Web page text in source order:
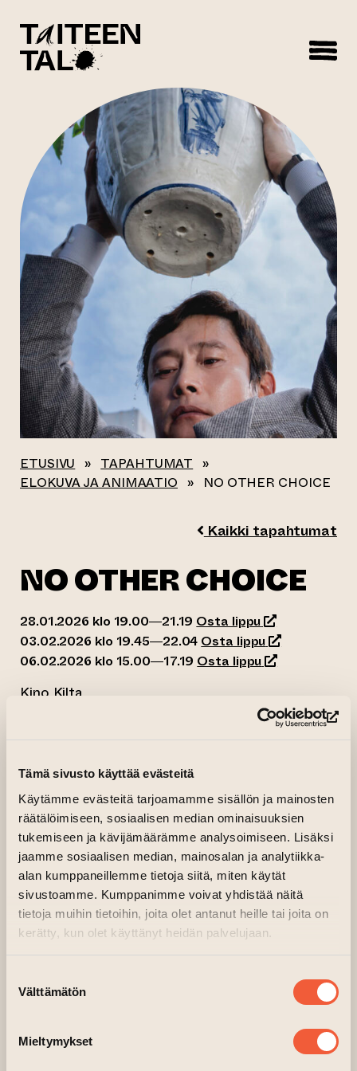
Tämä sivusto käyttää evästeitä
Käytämme evästeitä tarjoamamme sisällön ja mainosten
räätälöimiseen, sosiaalisen median ominaisuuksien
tukemiseen ja kävijämäärämme analysoimiseen. Lisäksi
jaamme sosiaalisen median, mainosalan ja analytiikka-
alan kumppaneillemme tietoja siitä, miten käytät
sivustoamme. Kumppanimme voivat yhdistää näitä
tietoja muihin tietoihin, joita olet antanut heille tai joita on
kerätty, kun olet käyttänyt heidän palvelujaan.
valinta
Välttämätön
Mieltymykset
ETUSIVU » TAPAHTUMAT »
ELOKUVA JA ANIMAATIO » NO OTHER CHOICE
Kaikki tapahtumat
NO OTHER CHOICE
28.01.2026 klo 19.00—21.19 Osta lippu (siirtyy toiseen
03.02.2026 klo 19.45—22.04 Osta lippu (siirtyy
06.02.2026 klo 15.00—17.19 Osta lippu (siirtyy
Kino Kilta
(siirtyy toiseen verkkopalveluun)
upea talo, rakastava vaimo, kaksi lasta ja
kaksi hyvin käyttäytyvää koiraa. Kunnes
eräänä kauniina päivänä tapahtuu
odottamaton – Man-soon saa potkut
asiantuntijatehtävästään paperitehtaalla.
Uuden työpaikan haku etenee nihkeästi, kunnes
Man-soon tajuaa, että on vain yksi vaihtoehto:
kilpakumppanit on eliminoitava.
Park Chan-wookinNO OTHER CHOICEon
pikimustaa huumoria ja veitsenterävää satiiria
viljelevä huima trillerikomedia. Elokuva perustuu
romaaniin The Ax.
on